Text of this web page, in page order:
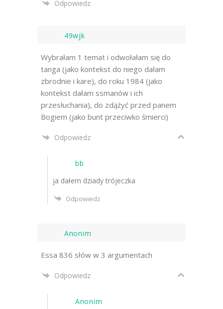
Odpowiedz
49wjk
Wybrałam 1 temat i odwołałam się do
tanga (jako kontekst do niego dałam
zbrodnie i kare), do roku 1984 (jako
kontekst dałam ssmanów i ich
przesłuchania), do zdążyć przed panem
Bogiem (jako bunt przeciwko śmierci)
Odpowiedz
bb
ja dałem dziady trójeczka
Odpowiedz
Anonim
Essa 836 słów w 3 argumentach
Odpowiedz
Anonim